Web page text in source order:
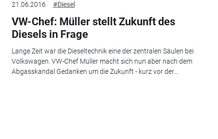
21.06.2016 #Diesel
VW-Chef: Müller stellt Zukunft des
Diesels in Frage
Lange Zeit war die Dieseltechnik eine der zentralen Säulen bei
Volkswagen. VW-Chef Müller macht sich nun aber nach dem
Abgasskandal Gedanken um die Zukunft - kurz vor der...